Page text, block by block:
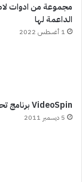
مجموعة من ادوات
الداعمة لها
1 أغسطس 2022
VideoSpin برنامج تحرير الفيديو
5 ديسمبر 2011